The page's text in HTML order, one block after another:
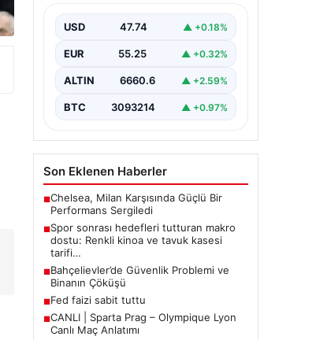
kasesi tarifi…
USD 47.74 ▲ +0.18%
EUR 55.25 ▲ +0.32%
ALTIN 6660.6 ▲ +2.59%
BTC 3093214 ▲ +0.97%
Son Eklenen Haberler
■Chelsea, Milan Karşısında Güçlü Bir
Performans Sergiledi
■Spor sonrası hedefleri tutturan makro
dostu: Renkli kinoa ve tavuk kasesi
tarifi…
■Bahçelievler’de Güvenlik Problemi ve
Binanın Çöküşü
■Fed faizi sabit tuttu
■CANLI | Sparta Prag – Olympique Lyon
Canlı Maç Anlatımı